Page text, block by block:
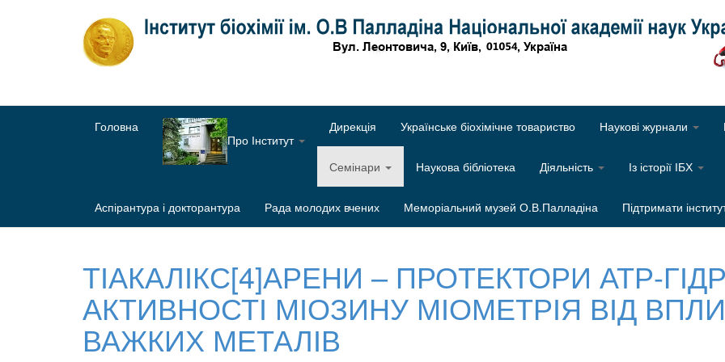
Головна
Про Інститут
Дирекція Українське біохімічне товариство Наукові журнали
Семінари Наукова бібліотека Діяльність Із історії ІБХ
Аспірантура і докторантура Рада молодих вчених Меморіальний музей О.В.Палладіна Підтримати
ТІАКАЛІКС[4]АРЕНИ – ПРОТЕКТОРИ АТР-
АКТИВНОСТІ МІОЗИНУ МІОМЕТРІЯ ВІД
ВАЖКИХ МЕТАЛІВ